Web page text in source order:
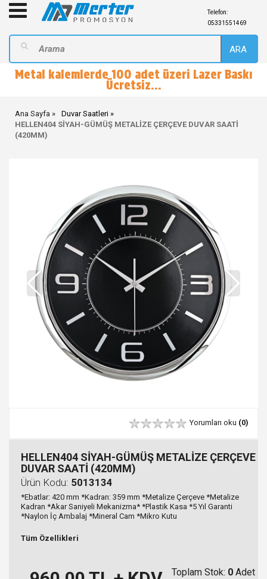
Telefon:
05331551469
ARA
Metal kalemlerde 100 adet üzeri Lazer Baskı
Ücretsiz...
Ana Sayfa
Duvar Saatleri
HELLEN404 SİYAH-GÜMÜŞ METALİZE ÇERÇEVE DUVAR SAATİ
(420MM)
Yorumları oku (0)
HELLEN404 SİYAH-GÜMÜŞ METALİZE ÇERÇEVE
DUVAR SAATİ (420MM)
Ürün Kodu: 5013134
*Ebatlar: 420 mm *Kadran: 359 mm *Metalize Çerçeve *Metalize
Kadran *Akar Saniyeli Mekanizma* *Plastik Kasa *5 Yıl Garanti
*Naylon İç Ambalaj *Mineral Cam *Mikro Kutu
Tüm Özellikleri
Toplam Stok: 0 Adet